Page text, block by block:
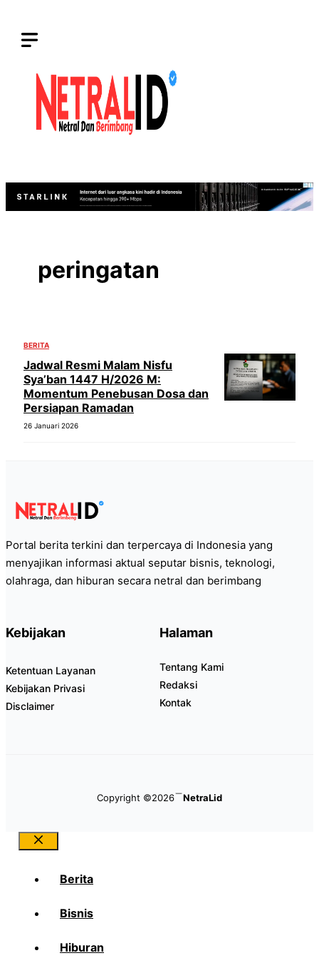
peringatan
BERITA
Jadwal Resmi Malam Nisfu
Sya’ban 1447 H/2026 M:
Momentum Penebusan Dosa dan
Persiapan Ramadan
26 Januari 2026
Portal berita terkini dan terpercaya di Indonesia yang
menyajikan informasi aktual seputar bisnis, teknologi,
olahraga, dan hiburan secara netral dan berimbang
Kebijakan
Ketentuan Layanan
Kebijakan Privasi
Disclaimer
Halaman
Tentang Kami
Redaksi
Kontak
Copyright ©2026 NetraLid
Close
Berita
Bisnis
Hiburan